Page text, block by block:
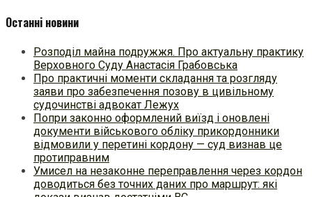
Останні новини
Розподіл майна подружжя. Про актуальну практику
Верховного Суду Анастасія Грабовська
Про практичні моменти складання та розгляду
заяви про забезпечення позову в цивільному
судочинстві адвокат Лежух
Попри законно оформлений виїзд і оновлені
документи військового обліку прикордонники
відмовили у перетині кордону — суд визнав це
протиправним
Умисел на незаконне переправлення через кордон
доводиться без точних даних про маршрут: які